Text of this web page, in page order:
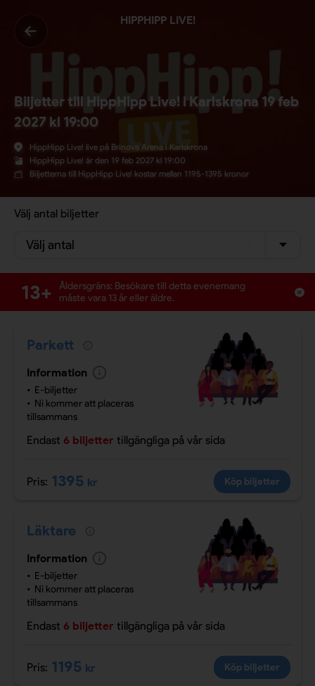
HIPPHIPP LIVE!
Biljetter till HippHipp Live! i Karlskrona 19 feb
2027 kl 19:00
HippHipp Live! live på Brinova Arena i Karlskrona
HippHipp Live! är den 19 feb 2027 kl 19:00
Biljetterna till HippHipp Live! kostar mellan 1195-1395 kronor
Välj antal biljetter
Välj antal
13+
Åldersgräns: Besökare till detta evenemang
måste vara 13 år eller äldre.
Parkett
Information
E-biljetter
Ni kommer att placeras
tillsammans
Endast 6 biljetter tillgängliga på vår sida
Pris: 1395 kr Köp biljetter
Läktare
Information
E-biljetter
Ni kommer att placeras
tillsammans
Endast 6 biljetter tillgängliga på vår sida
Pris: 1195 kr Köp biljetter